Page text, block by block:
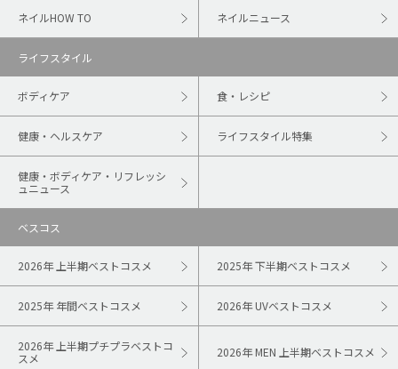
ネイルHOW TO ネイルニュース
ライフスタイル
ボディケア 食・レシピ
健康・ヘルスケア ライフスタイル特集
健康・ボディケア・リフレッシ
ュニュース
ベスコス
2026年 上半期ベストコスメ 2025年 下半期ベストコスメ
2025年 年間ベストコスメ 2026年 UVベストコスメ
2026年 上半期プチプラベストコ
スメ
2026年 MEN 上半期ベストコスメ